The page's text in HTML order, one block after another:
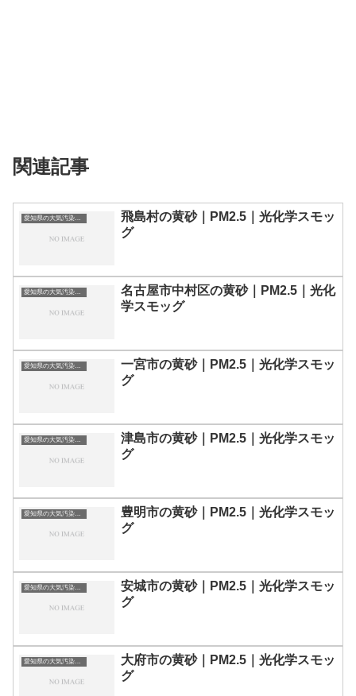
関連記事
愛知県の大気汚染・PM2.5・黄砂・エアロゾルの数値
飛島村の黄砂｜PM2.5｜光化学スモッ
グ
愛知県の大気汚染・PM2.5・黄砂・エアロゾルの数値
名古屋市中村区の黄砂｜PM2.5｜光化
学スモッグ
愛知県の大気汚染・PM2.5・黄砂・エアロゾルの数値
一宮市の黄砂｜PM2.5｜光化学スモッ
グ
愛知県の大気汚染・PM2.5・黄砂・エアロゾルの数値
津島市の黄砂｜PM2.5｜光化学スモッ
グ
愛知県の大気汚染・PM2.5・黄砂・エアロゾルの数値
豊明市の黄砂｜PM2.5｜光化学スモッ
グ
愛知県の大気汚染・PM2.5・黄砂・エアロゾルの数値
安城市の黄砂｜PM2.5｜光化学スモッ
グ
愛知県の大気汚染・PM2.5・黄砂・エアロゾルの数値
大府市の黄砂｜PM2.5｜光化学スモッ
グ